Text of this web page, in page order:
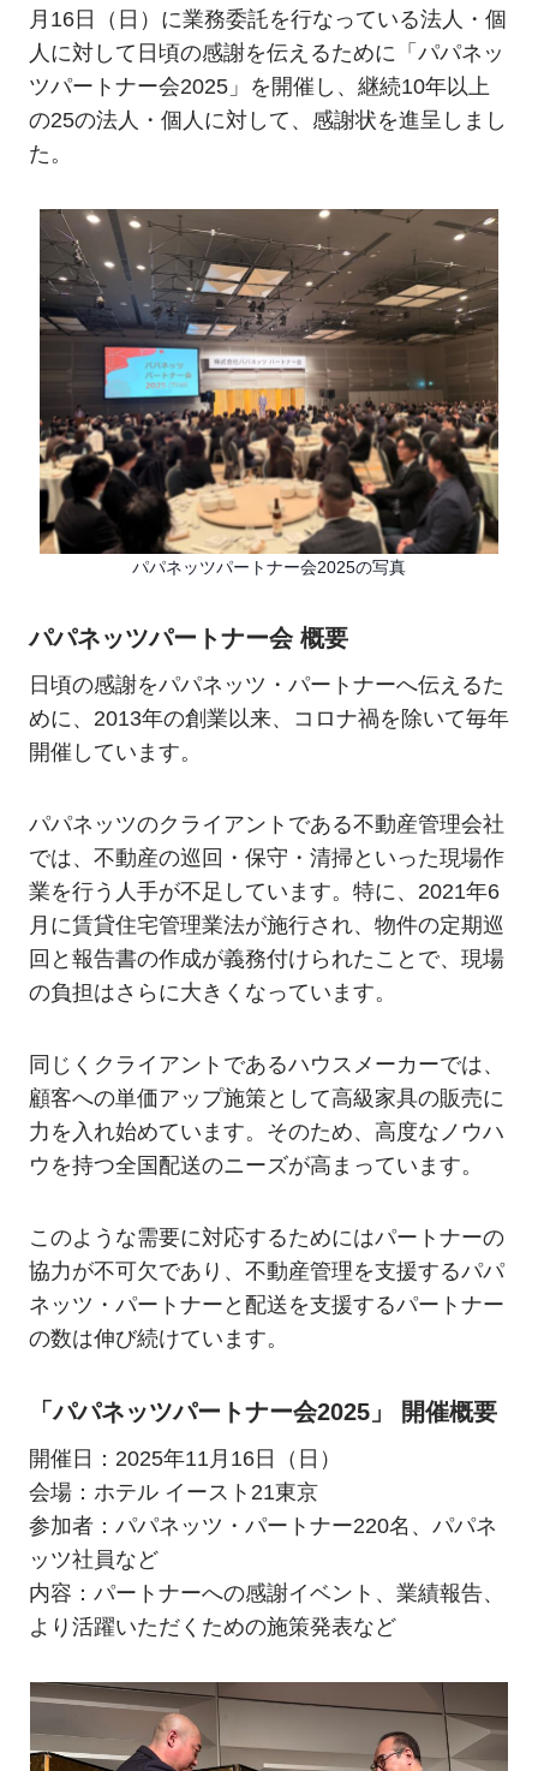
月16日（日）に業務委託を行なっている法人・個
人に対して日頃の感謝を伝えるために「パパネッ
ツパートナー会2025」を開催し、継続10年以上
の25の法人・個人に対して、感謝状を進呈しまし
た。
パパネッツパートナー会2025の写真
パパネッツパートナー会 概要
日頃の感謝をパパネッツ・パートナーへ伝えるた
めに、2013年の創業以来、コロナ禍を除いて毎年
開催しています。
パパネッツのクライアントである不動産管理会社
では、不動産の巡回・保守・清掃といった現場作
業を行う人手が不足しています。特に、2021年6
月に賃貸住宅管理業法が施行され、物件の定期巡
回と報告書の作成が義務付けられたことで、現場
の負担はさらに大きくなっています。
同じくクライアントであるハウスメーカーでは、
顧客への単価アップ施策として高級家具の販売に
力を入れ始めています。そのため、高度なノウハ
ウを持つ全国配送のニーズが高まっています。
このような需要に対応するためにはパートナーの
協力が不可欠であり、不動産管理を支援するパパ
ネッツ・パートナーと配送を支援するパートナー
の数は伸び続けています。
「パパネッツパートナー会2025」 開催概要
開催日：2025年11月16日（日）
会場：ホテル イースト21東京
参加者：パパネッツ・パートナー220名、パパネ
ッツ社員など
内容：パートナーへの感謝イベント、業績報告、
より活躍いただくための施策発表など